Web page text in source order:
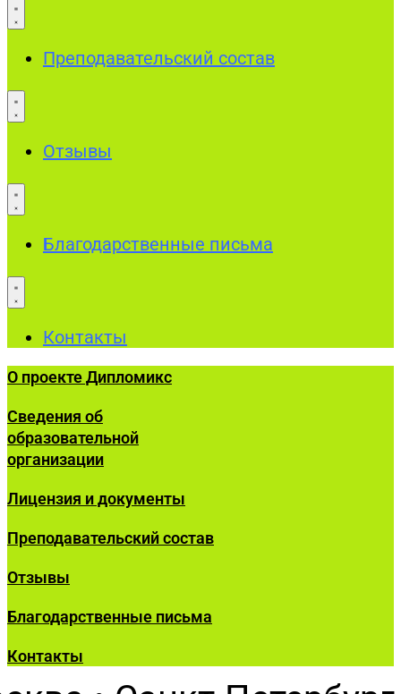
Преподавательский состав
Отзывы
Благодарственные письма
Контакты
О проекте Дипломикс
Сведения об
образовательной
организации
Лицензия и документы
Преподавательский состав
Отзывы
Благодарственные письма
Контакты